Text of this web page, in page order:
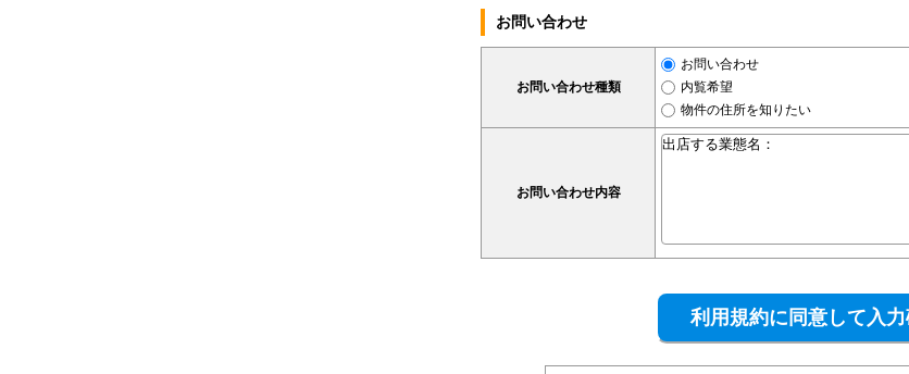
お問い合わせ
お問い合わせ種類
お問い合わせ
内覧希望
物件の住所を知りたい
お問い合わせ内容